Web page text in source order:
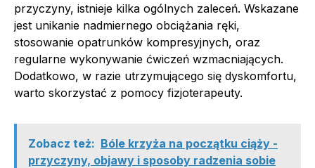
przyczyny, istnieje kilka ogólnych zaleceń. Wskazane
jest unikanie nadmiernego obciążania ręki,
stosowanie opatrunków kompresyjnych, oraz
regularne wykonywanie ćwiczeń wzmacniających.
Dodatkowo, w razie utrzymującego się dyskomfortu,
warto skorzystać z pomocy fizjoterapeuty.
Zobacz też: Bóle krzyża na początku ciąży -
przyczyny, objawy i sposoby radzenia sobie